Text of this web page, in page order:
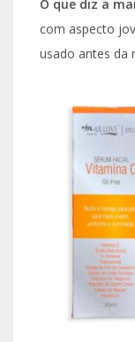
O que diz a
com aspecto
usado antes da